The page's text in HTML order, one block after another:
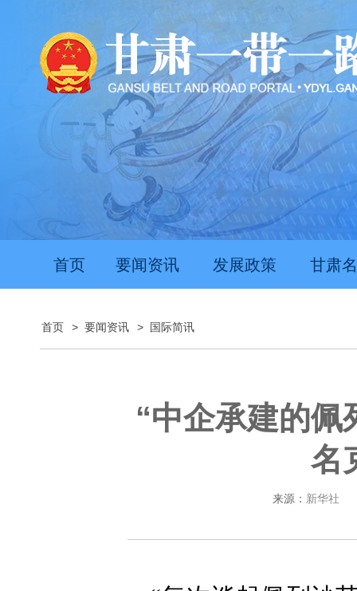
首页 要闻资讯 发展政策 甘肃
首页 > 要闻资讯 > 国际简讯
“中企承建的
名
来源： 新华社